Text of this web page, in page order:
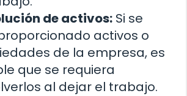
de activos: Si se
activos o
de la empresa, es
que se requiera
al dejar el trabajo.